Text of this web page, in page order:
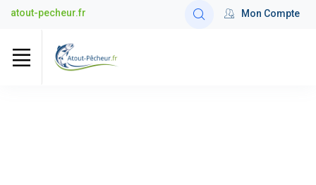
atout-pecheur.fr Mon Compte